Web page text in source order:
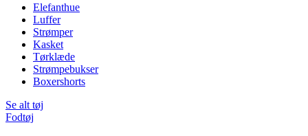
Elefanthue
Luffer
Strømper
Kasket
Tørklæde
Strømpebukser
Boxershorts
Se alt tøj
Fodtøj